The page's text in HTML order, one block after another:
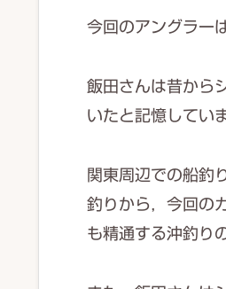
今回のアングラー
飯田さんは昔から
いたと記憶してい
関東周辺での船釣
釣りから，今回の
も精通する沖釣り